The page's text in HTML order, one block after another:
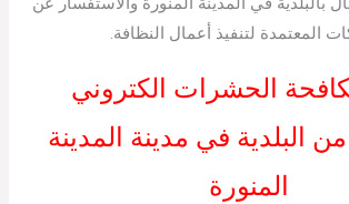
المعتمدة لتنفيذ أعمال النظافة.
الحشرات الكتروني
من البلدية في مدينة المدينة
المنورة